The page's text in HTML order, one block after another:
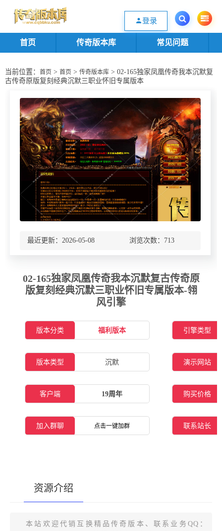
欢迎您光临传奇版本库资源下载站，一个优质的传奇版本源码基地。欢迎选购
登录
首页 传奇版本库 常见问题
当前位置： 首页 > 首页 > 传奇版本库 > 02-165独家凤凰传奇我本沉默复
古传奇原版复刻经典沉默三职业怀旧专属版本
最近更新：2026-05-08 浏览次数： 713
02-165独家凤凰传奇我本沉默复古传奇原
版复刻经典沉默三职业怀旧专属版本-翎
风引擎
版本分类 福利版本 引擎类型
版本类型 沉默 演示网站
客户端 19周年 购买价格
加入群聊 点击一键加群 联系站长
资源介绍
[复制版本链接]
本站欢迎代销互换精品传奇版本、联系业务QQ：